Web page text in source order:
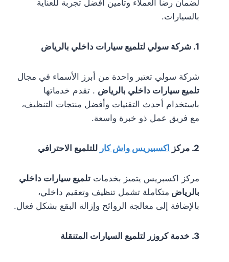
لضمان رضا العملاء وتأمين أفضل تجربة للعناية
بالسيارات.
1. شركة سولي لتلميع سيارات داخلي بالرياض
شركة سولي تعتبر واحدة من أبرز الأسماء في مجال
تلميع سيارات داخلي بالرياض . تقدم خدماتها
باستخدام أحدث التقنيات وأفضل منتجات التنظيف،
مع فريق عمل ذو خبرة واسعة.
2. مركز اكسبيريس واش كار للتلميع الاحترافي
مركز اكسبريس يتميز بخدمات تلميع سيارات داخلي
بالرياض متكاملة تشمل تنظيف وتعقيم داخلي،
بالإضافة إلى معالجة الروائح وإزالة البقع بشكل فعال.
3. خدمة كروزر لتلميع السيارات المتنقلة